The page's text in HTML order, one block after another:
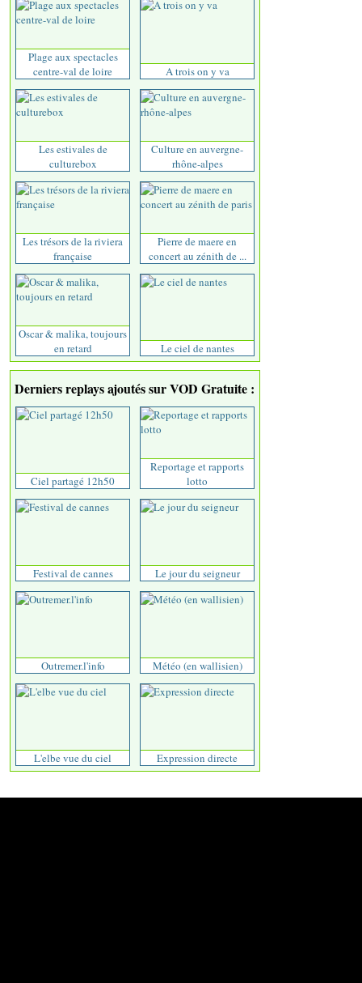
Plage aux spectacles
centre-val de loire
A trois on y va
Les estivales de
culturebox
Culture en auvergne-
rhône-alpes
Les trésors de la riviera
française
Pierre de maere en
concert au zénith de ...
Oscar & malika, toujours
en retard
Le ciel de nantes
Derniers replays ajoutés sur VOD Gratuite :
Ciel partagé 12h50
Reportage et rapports
lotto
Festival de cannes Le jour du seigneur
Outremer.l'info Météo (en wallisien)
L'elbe vue du ciel Expression directe